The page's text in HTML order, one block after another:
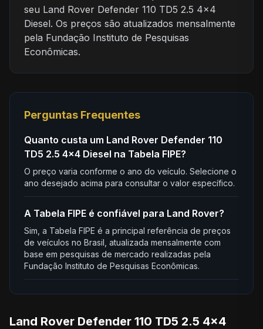
seu Land Rover Defender 110 TD5 2.5 4x4
Diesel. Os preços são atualizados mensalmente
pela Fundação Instituto de Pesquisas
Econômicas.
Perguntas Frequentes
Quanto custa um Land Rover Defender 110
TD5 2.5 4x4 Diesel na Tabela FIPE?
O preço varia conforme o ano do veículo. Selecione o
ano desejado acima para consultar o valor específico.
A Tabela FIPE é confiável para Land Rover?
Sim, a Tabela FIPE é a principal referência de preços
de veículos no Brasil, atualizada mensalmente com
base em pesquisas de mercado realizadas pela
Fundação Instituto de Pesquisas Econômicas.
Land Rover Defender 110 TD5 2.5 4x4